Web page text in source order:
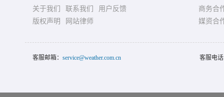
关于我们 联系我们
用户反馈
版权声明
网站律师
商务合
媒资合
客服邮箱： service@weather.com.cn 客服电